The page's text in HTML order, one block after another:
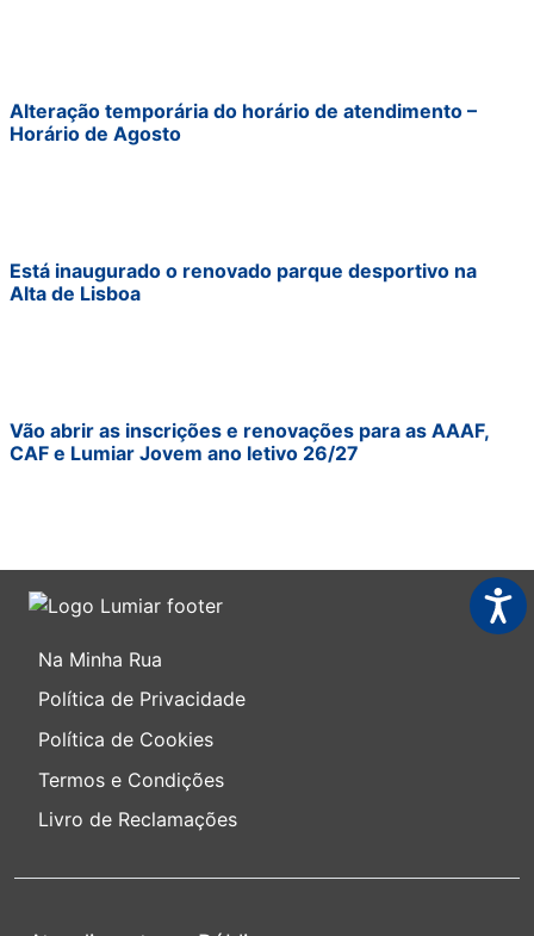
Alteração temporária do horário de atendimento –
Horário de Agosto
Está inaugurado o renovado parque desportivo na
Alta de Lisboa
Vão abrir as inscrições e renovações para as AAAF,
CAF e Lumiar Jovem ano letivo 26/27
Na Minha Rua
Política de Privacidade
Política de Cookies
Termos e Condições
Livro de Reclamações